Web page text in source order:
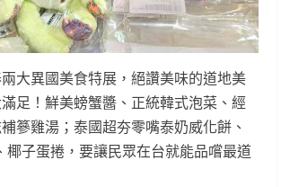
大異國美食特展，絕讚美味的道地美
足！鮮美螃蟹醬、正統韓式泡菜、經
篸雞湯；泰國超夯零嘴泰奶威化餅、
椰子蛋捲，要讓民眾在台就能品嚐最道